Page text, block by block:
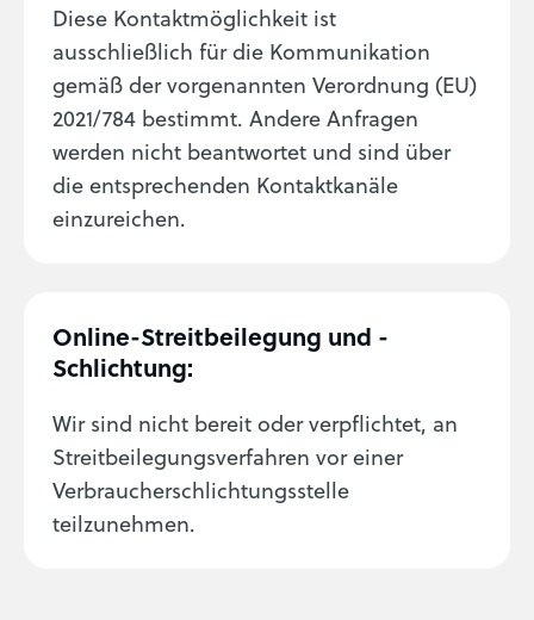
Diese Kontaktmöglichkeit ist
ausschließlich für die Kommunikation
gemäß der vorgenannten Verordnung (EU)
2021/784 bestimmt. Andere Anfragen
werden nicht beantwortet und sind über
die entsprechenden Kontaktkanäle
einzureichen.
Online-Streit­bei­legung und -
Schlichtung:
Wir sind nicht bereit oder verpflichtet, an
Streitbeilegungsverfahren vor einer
Verbraucherschlichtungsstelle
teilzunehmen.